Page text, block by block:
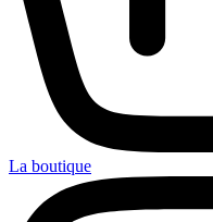
La boutique